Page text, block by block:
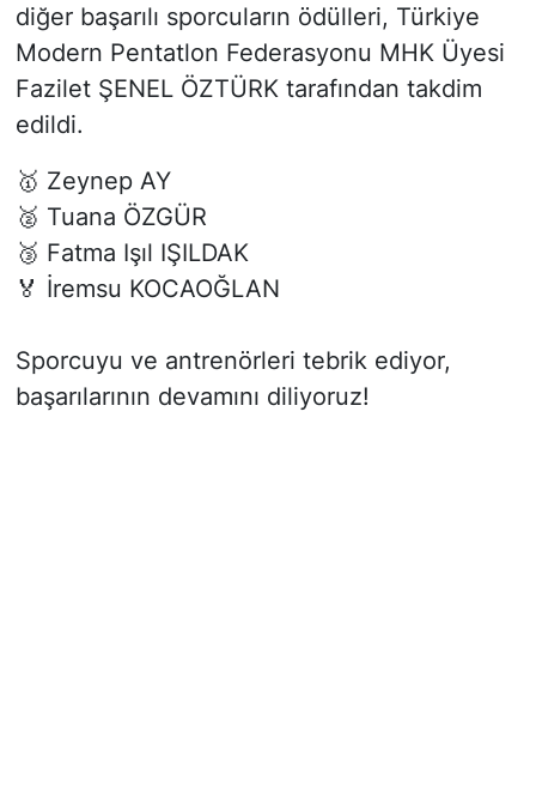
diğer başarılı sporcuların ödülleri, Türkiye
Modern Pentatlon Federasyonu MHK Üyesi
Fazilet ŞENEL ÖZTÜRK tarafından takdim
edildi.
🥇 Zeynep AY
🥈 Tuana ÖZGÜR
🥉 Fatma Işıl IŞILDAK
🏅 İremsu KOCAOĞLAN
Sporcuyu ve antrenörleri tebrik ediyor,
başarılarının devamını diliyoruz!